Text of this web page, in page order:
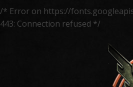
/* Error on https://
443: Connection refused */